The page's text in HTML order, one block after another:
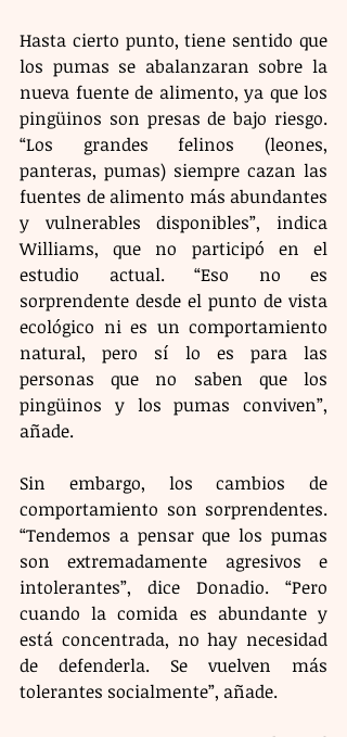
Hasta cierto punto, tiene sentido que
los pumas se abalanzaran sobre la
nueva fuente de alimento, ya que los
pingüinos son presas de bajo riesgo.
“Los grandes felinos (leones,
panteras, pumas) siempre cazan las
fuentes de alimento más abundantes
y vulnerables disponibles”, indica
Williams, que no participó en el
estudio actual. “Eso no es
sorprendente desde el punto de vista
ecológico ni es un comportamiento
natural, pero sí lo es para las
personas que no saben que los
pingüinos y los pumas conviven”,
añade.
Sin embargo, los cambios de
comportamiento son sorprendentes.
“Tendemos a pensar que los pumas
son extremadamente agresivos e
intolerantes”, dice Donadio. “Pero
cuando la comida es abundante y
está concentrada, no hay necesidad
de defenderla. Se vuelven más
tolerantes socialmente”, añade.